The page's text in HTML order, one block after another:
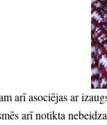
arī asociējas ar
arī notikta